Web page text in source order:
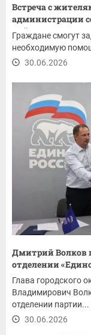
Встреча с
администрации
пойме
Граждане смогут
необходимую
30.06.2026
Дмитрий Волков
отделении
Глава городского
Владимирович
отделении партии...
30.06.2026